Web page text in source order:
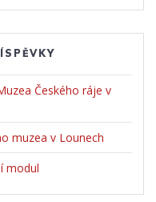
Českého ráje v
muzea v Lounech
modul